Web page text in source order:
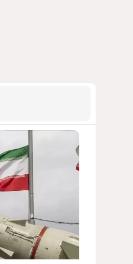
05 Августа 2026 08:26